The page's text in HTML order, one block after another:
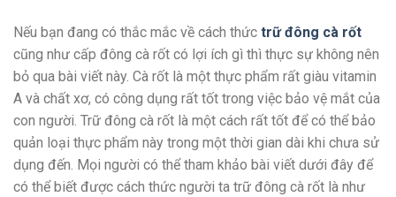
Nếu bạn đang có thắc mắc về cách thức trữ đông cà rốt
cũng như cấp đông cà rốt có lợi ích gì thì thực sự không nên
bỏ qua bài viết này. Cà rốt là một thực phẩm rất giàu vitamin
A và chất xơ, có công dụng rất tốt trong việc bảo vệ mắt của
con người. Trữ đông cà rốt là một cách rất tốt để có thể bảo
quản loại thực phẩm này trong một thời gian dài khi chưa sử
dụng đến. Mọi người có thể tham khảo bài viết dưới đây để
có thể biết được cách thức người ta trữ đông cà rốt là như